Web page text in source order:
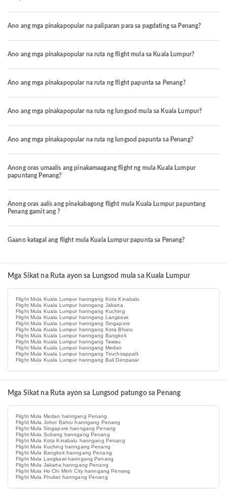
Ano ang mga pinakapopular na paliparan para sa pagdating sa Penang?
Ano ang mga pinakapopular na ruta ng flight mula sa Kuala Lumpur?
Ano ang mga pinakapopular na ruta ng flight papunta sa Penang?
Ano ang mga pinakapopular na ruta ng lungsod mula sa Kuala Lumpur?
Ano ang mga pinakapopular na ruta ng lungsod papunta sa Penang?
Anong oras umaalis ang pinakamaagang flight ng mula Kuala Lumpur
papuntang Penang?
Anong oras aalis ang pinakabagong flight mula Kuala Lumpur papuntang
Penang gamit ang ?
Gaano katagal ang flight mula Kuala Lumpur papunta sa Penang?
Mga Sikat na Ruta ayon sa Lungsod mula sa Kuala Lumpur
Flight Mula Kuala Lumpur hanngang Kota Kinabalu
Flight Mula Kuala Lumpur hanngang Jakarta
Flight Mula Kuala Lumpur hanngang Kuching
Flight Mula Kuala Lumpur hanngang Langkawi
Flight Mula Kuala Lumpur hanngang Singapore
Flight Mula Kuala Lumpur hanngang Kota Bharu
Flight Mula Kuala Lumpur hanngang Bangkok
Flight Mula Kuala Lumpur hanngang Tawau
Flight Mula Kuala Lumpur hanngang Medan
Flight Mula Kuala Lumpur hanngang Tiruchirappalli
Flight Mula Kuala Lumpur hanngang Bali Denpasar
Mga Sikat na Ruta ayon sa Lungsod patungo sa Penang
Flight Mula Medan hanngang Penang
Flight Mula Johor Bahru hanngang Penang
Flight Mula Singapore hanngang Penang
Flight Mula Subang hanngang Penang
Flight Mula Kota Kinabalu hanngang Penang
Flight Mula Kuching hanngang Penang
Flight Mula Bangkok hanngang Penang
Flight Mula Langkawi hanngang Penang
Flight Mula Jakarta hanngang Penang
Flight Mula Ho Chi Minh City hanngang Penang
Flight Mula Phuket hanngang Penang